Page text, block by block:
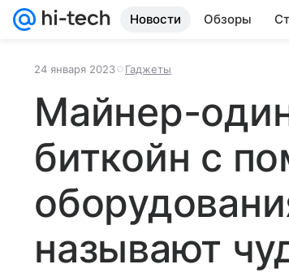
Новости Обзоры
24 января 2023 Гаджеты
Майнер-
биткойн с
называют